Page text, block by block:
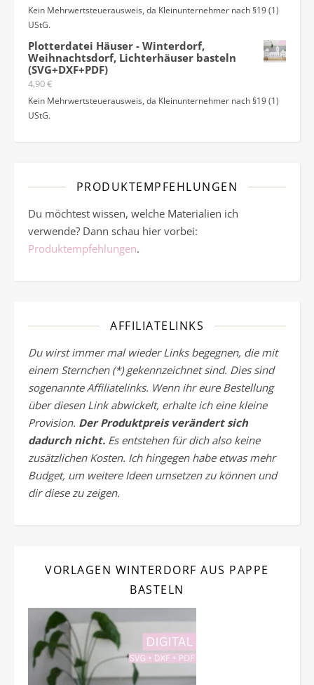
Kein Mehrwertsteuerausweis, da Kleinunternehmer nach §19 (1)
UStG.
Plotterdatei Häuser - Winterdorf,
Weihnachtsdorf, Lichterhäuser basteln
(SVG+DXF+PDF)
4,90€
Kein Mehrwertsteuerausweis, da Kleinunternehmer nach §19 (1)
UStG.
PRODUKTEMPFEHLUNGEN
Du möchtest wissen, welche Materialien ich
verwende? Dann schau hier vorbei:
Produktempfehlungen.
AFFILIATELINKS
Du wirst immer mal wieder Links begegnen, die mit
einem Sternchen (*) gekennzeichnet sind. Dies sind
sogenannte Affiliatelinks. Wenn ihr eure Bestellung
über diesen Link abwickelt, erhalte ich eine kleine
Provision. Der Produktpreis verändert sich
dadurch nicht. Es entstehen für dich also keine
zusätzlichen Kosten. Ich hingegen habe etwas mehr
Budget, um weitere Ideen umsetzen zu können und
dir diese zu zeigen.
VORLAGEN WINTERDORF AUS PAPPE
BASTELN